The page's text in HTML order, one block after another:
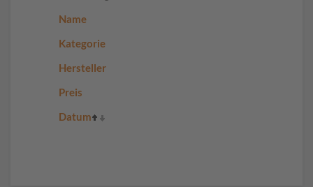
Name
Kategorie
Hersteller
Preis
Datum